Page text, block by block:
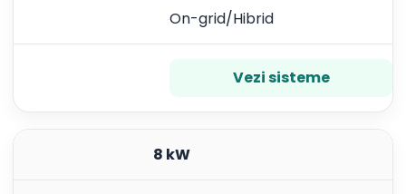
On-grid/Hibrid
Vezi sisteme
8 kW